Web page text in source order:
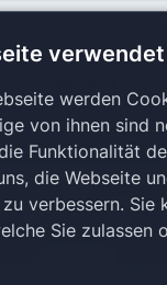
20 22
werden
von ihnen sind
Funktionalität
die Webseite
verbessern. Sie
Sie zulassen